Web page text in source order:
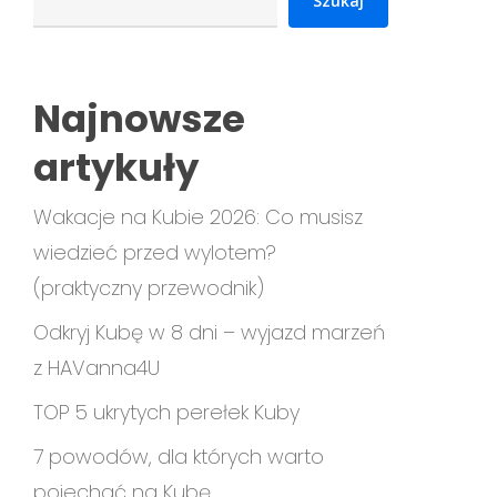
Najnowsze
artykuły
Wakacje na Kubie 2026: Co musisz
wiedzieć przed wylotem?
(praktyczny przewodnik)
Odkryj Kubę w 8 dni – wyjazd marzeń
z HAVanna4U
TOP 5 ukrytych perełek Kuby
7 powodów, dla których warto